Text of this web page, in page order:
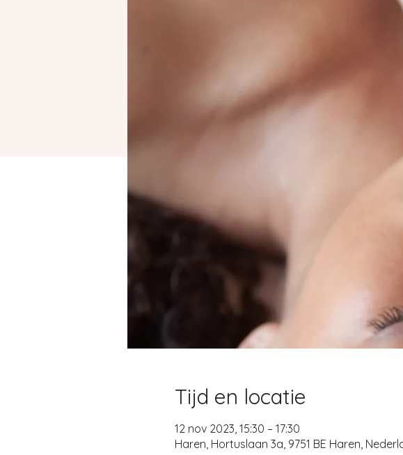
Tijd en locatie
12 nov 2023, 15:30 – 17:30
Haren, Hortuslaan 3a, 9751 BE Haren,